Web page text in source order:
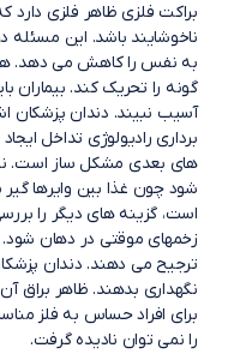
براکت فلزی ظاهر فلزی دارد
ناخوشایند باشد. این مسئله
به نفس را کاهش می دهد.
گونه را تحریک کند. بیماران
آسیب نبیند. دندان پزشکان
برداری رادیولوژی تداخل
های بعدی مشکل ساز است.
شود چون غذا بین وایرها
است، گزینه های دیگر را
زخمهای موقتی در دهان شود.
ترجیح می دهند. دندان
نگهداری بدهند. ظاهر براق
برای افراد حساس به فلز
را نمی توان نادیده گرفت.